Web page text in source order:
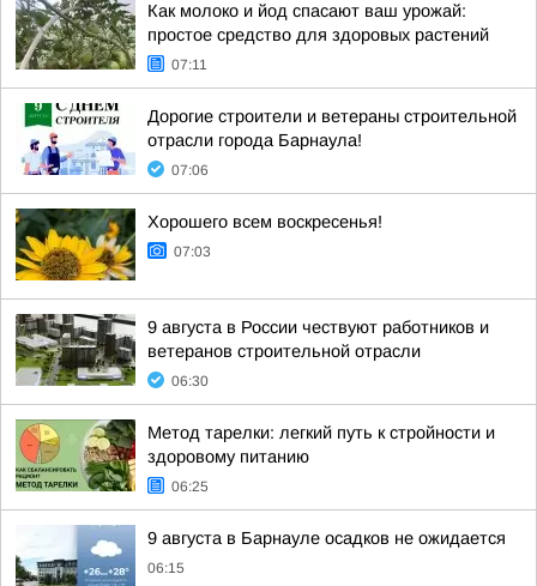
Как молоко и йод спасают ваш урожай:
простое средство для здоровых растений
07:11
Дорогие строители и ветераны строительной
отрасли города Барнаула!
07:06
Хорошего всем воскресенья!
07:03
9 августа в России чествуют работников и
ветеранов строительной отрасли
06:30
Метод тарелки: легкий путь к стройности и
здоровому питанию
06:25
9 августа в Барнауле осадков не ожидается
06:15